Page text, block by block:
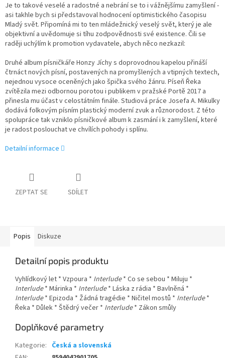
Je to takové veselé a radostné a nebrání se to i vážnějšímu zamyšlení -
asi takhle bych si představoval hodnocení optimistického časopisu
Mladý svět. Připomíná mi to ten mládežnický veselý svět, který je ale
objektivní a uvědomuje si tíhu zodpovědnosti své existence. Čili se
raději uchýlím k promotion vydavatele, abych něco nezkazil:
Druhé album písničkáře Honzy Jíchy s doprovodnou kapelou přináší
čtrnáct nových písní, postavených na promyšlených a vtipných textech,
nejednou vysoce oceněných jako špička svého žánru. Píseň Řeka
zvítězila mezi odbornou porotou i publikem v pražské Portě 2017 a
přinesla mu účast v celostátním finále. Studiová práce Josefa A. Mikulky
dodává folkovým písním plastický moderní zvuk a různorodost. Z této
spolupráce tak vzniklo písničkové album k zasmání i k zamyšlení, které
je radost poslouchat ve chvílích pohody i splínu.
Detailní informace
ZEPTAT SE SDÍLET
Popis Diskuze
Detailní popis produktu
Vyhlídkový let * Vzpoura * Interlude* Co se sebou * Miluju *
Interlude* Márinka * Interlude* Láska z rádia * Bavlněná *
Interlude* Epizoda * Žádná tragédie * Ničitel mostů * Interlude*
Řeka * Důlek * Štědrý večer * Interlude* Zákon smůly
Doplňkové parametry
Kategorie: Česká a slovenská